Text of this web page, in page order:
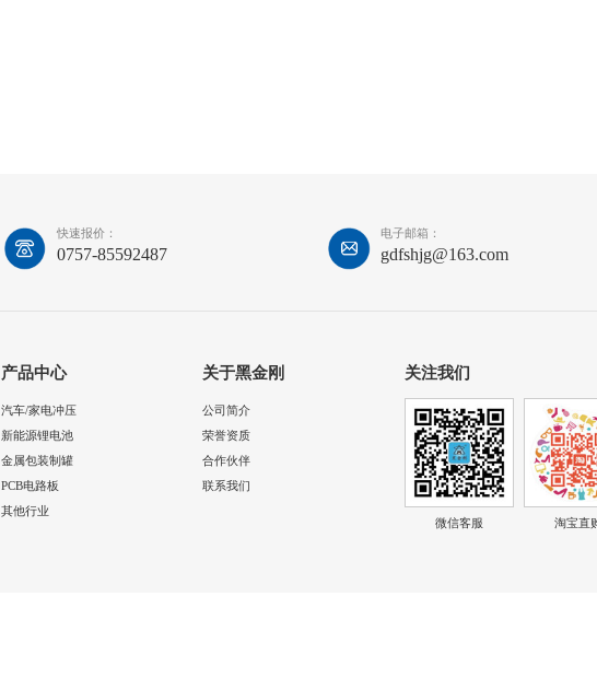
快速报价：
0757-85592487
电子邮箱：
gdfshjg@163.com
关注我们
微信客服 淘宝直
产品中心
汽车/家电冲压
新能源锂电池
金属包装制罐
PCB电路板
其他行业
关于黑金刚
公司简介
荣誉资质
合作伙伴
联系我们